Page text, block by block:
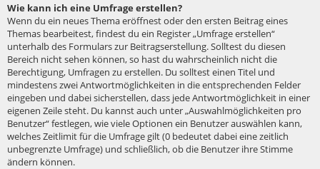
Wie kann ich eine Umfrage erstellen?
Wenn du ein neues Thema eröffnest oder den ersten Beitrag eines
Themas bearbeitest, findest du ein Register „Umfrage erstellen“
unterhalb des Formulars zur Beitragserstellung. Solltest du diesen
Bereich nicht sehen können, so hast du wahrscheinlich nicht die
Berechtigung, Umfragen zu erstellen. Du solltest einen Titel und
mindestens zwei Antwortmöglichkeiten in die entsprechenden Felder
eingeben und dabei sicherstellen, dass jede Antwortmöglichkeit in einer
eigenen Zeile steht. Du kannst auch unter „Auswahlmöglichkeiten pro
Benutzer“ festlegen, wie viele Optionen ein Benutzer auswählen kann,
welches Zeitlimit für die Umfrage gilt (0 bedeutet dabei eine zeitlich
unbegrenzte Umfrage) und schließlich, ob die Benutzer ihre Stimme
ändern können.